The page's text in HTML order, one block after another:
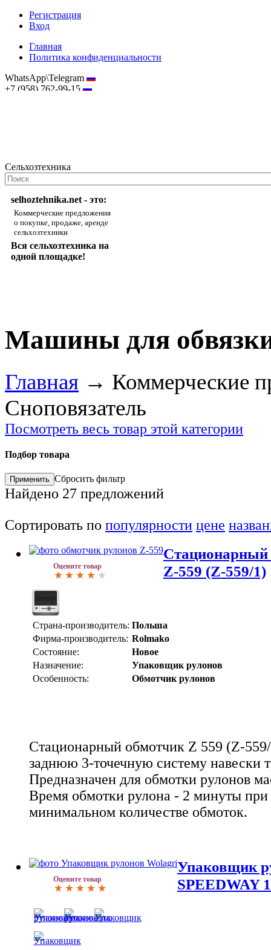
Регистрация
Вход
Главная
Политика конфиденциальности
WhatsApp\Telegram
+7 (958) 762-99-15
Сельхозтехника
selhoztehnika.net - это:
Коммерческие предложения
о покупке, продаже, аренде
сельхозтехники
Вся сельхозтехника на
одной площадке!
Машины для
Главная → Коммерческие
Сноповязатель
Посмотреть весь товар этой категории
Подбор товара
Сбросить фильтр
Найдено 27 предложений
Сортировать по популярности цене
Оцените товар
Стационарный
Z-559 (Z-559/1)
Страна-производитель: Польша
Фирма-производитель: Rolmako
Состояние:
Новое
Назначение:
Упаковщик рулонов
Особенность:
Обмотчик рулонов
Стационарный обмотчик Z 559 (Z-
заднюю 3-точечную систему навески
Предназначен для обмотки рулонов
Время обмотки рулона - 2 минуты при
минимальном количестве обмоток.
Оцените товар
Упаковщик
SPEEDWAY